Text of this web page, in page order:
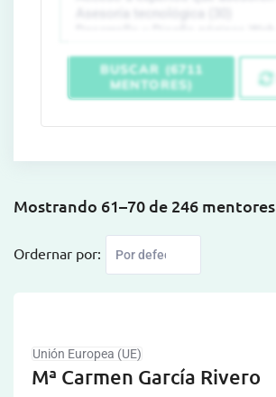
BUSCAR (6711
MENTORES)
Mostrando 61–70 de 246 mentores
Ordernar por:
Unión Europea (UE)
Mª Carmen García Rivero